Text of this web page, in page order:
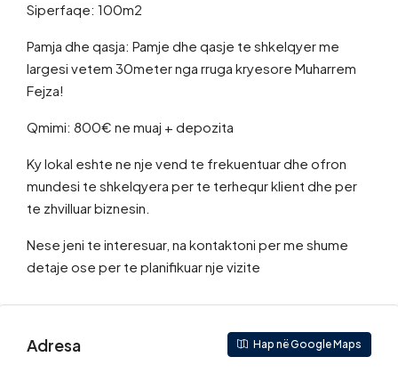
Siperfaqe: 100m2
Pamja dhe qasja: Pamje dhe qasje te shkelqyer me
largesi vetem 30meter nga rruga kryesore Muharrem
Fejza!
Qmimi: 800€ ne muaj + depozita
Ky lokal eshte ne nje vend te frekuentuar dhe ofron
mundesi te shkelqyera per te terhequr klient dhe per
te zhvilluar biznesin.
Nese jeni te interesuar, na kontaktoni per me shume
detaje ose per te planifikuar nje vizite
Adresa Hap në Google Maps